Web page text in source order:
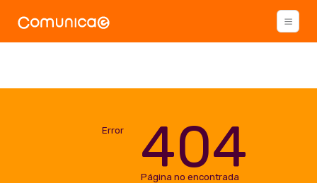
Error 404
Página no encontrada